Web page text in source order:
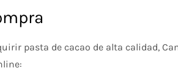
pasta de cacao de alta calidad,